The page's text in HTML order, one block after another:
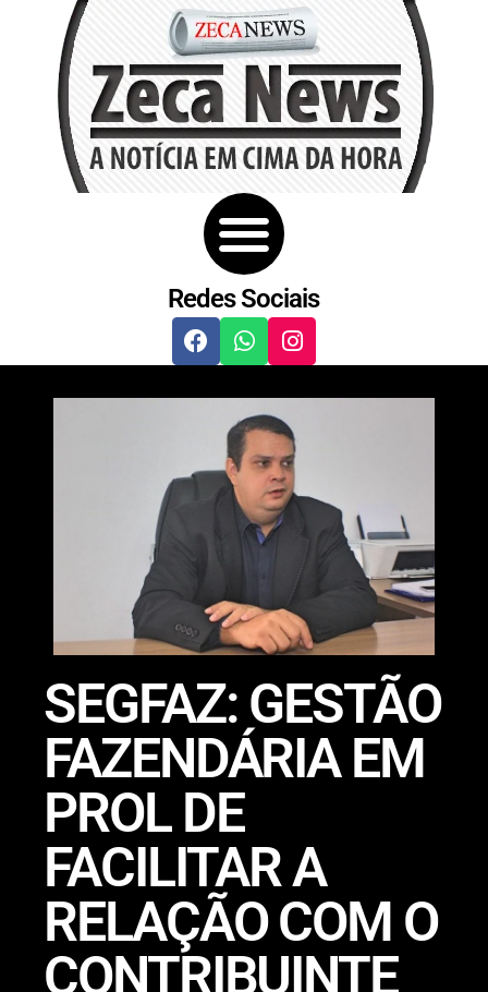
Redes Sociais
SEGFAZ: GESTÃO
FAZENDÁRIA EM
PROL DE
FACILITAR A
RELAÇÃO COM O
CONTRIBUINTE